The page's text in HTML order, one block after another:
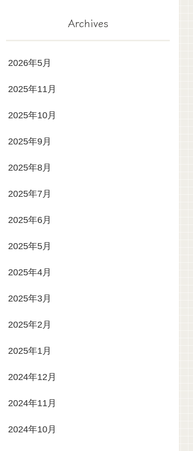
Archives
2026年5月
2025年11月
2025年10月
2025年9月
2025年8月
2025年7月
2025年6月
2025年5月
2025年4月
2025年3月
2025年2月
2025年1月
2024年12月
2024年11月
2024年10月